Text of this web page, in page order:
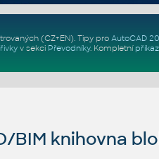
(CZ+EN). Tipy pro AutoCAD
v sekci Převodníky. Kompletní
BIM knihovna